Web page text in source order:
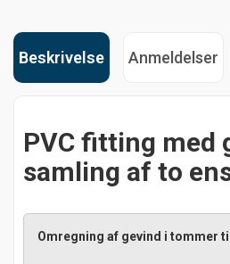
Beskrivelse Anmeldelser
PVC fitting med
samling af to
Omregning af gevind i tommer